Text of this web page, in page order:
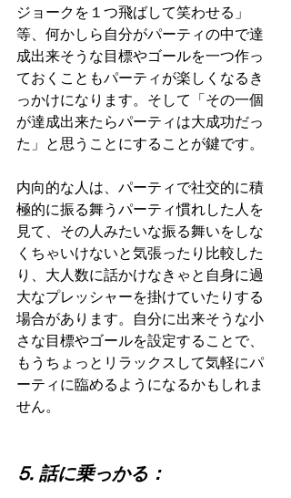
ジョークを１つ飛ばして笑わせる」
等、何かしら自分がパーティの中で達
成出来そうな目標やゴールを一つ作っ
ておくこともパーティが楽しくなるき
っかけになります。そして「その一個
が達成出来たらパーティは大成功だっ
た」と思うことにすることが鍵です。
内向的な人は、パーティで社交的に積
極的に振る舞うパーティ慣れした人を
見て、その人みたいな振る舞いをしな
くちゃいけないと気張ったり比較した
り、大人数に話かけなきゃと自身に過
大なプレッシャーを掛けていたりする
場合があります。自分に出来そうな小
さな目標やゴールを設定することで、
もうちょっとリラックスして気軽にパ
ーティに臨めるようになるかもしれま
せん。
⒌ 話に乗っかる：